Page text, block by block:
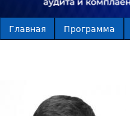
Главная Программа